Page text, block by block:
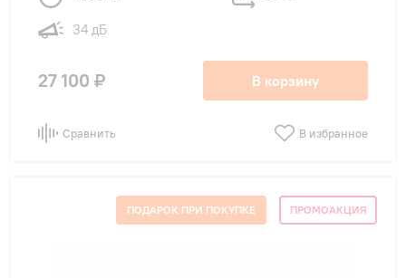
34 дБ
27 100 ₽ В корзину
Сравнить В избранное
ПОДАРОК ПРИ ПОКУПКЕ ПРОМОАКЦИЯ